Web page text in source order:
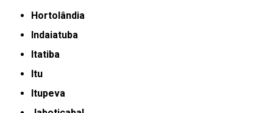
Hortolândia
Indaiatuba
Itatiba
Itu
Itupeva